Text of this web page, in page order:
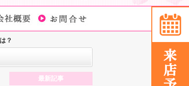
？
最新記事